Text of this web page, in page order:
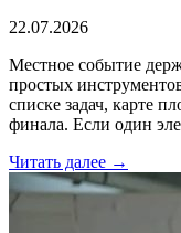
22.07.2026
Местное событие
простых
списке задач, карте
финала. Если один
Читать далее →